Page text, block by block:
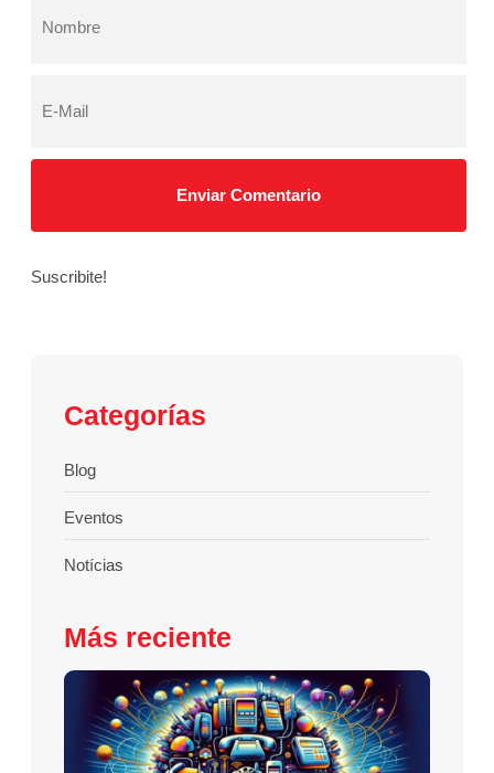
Suscribite!
Categorías
Blog
Eventos
Notícias
Más reciente